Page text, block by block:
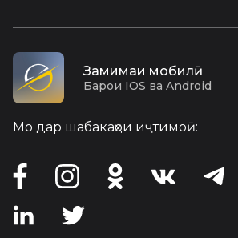
Замимаи мобилӣ
Барои IOS ва Android
Мо дар шабакаҳои иҷтимоӣ: